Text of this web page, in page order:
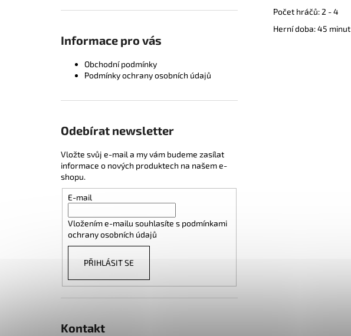
Informace pro vás
Obchodní podmínky
Podmínky ochrany osobních údajů
Odebírat newsletter
Vložte svůj e-mail a my vám budeme zasílat
informace o nových produktech na našem e-
shopu.
E-mail
Vložením e-mailu souhlasíte s podmínkami
ochrany osobních údajů
PŘIHLÁSIT SE
Kontakt
Počet hráčů: 2 - 4
Herní doba: 45 minut